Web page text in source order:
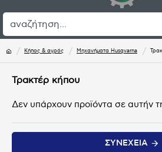
Κήπος & αγρός Μηχανήματα Husqvarna
Τρακτέρ κήπου
Δεν υπάρχουν προϊόντα σε αυτήν
ΣΥΝΈΧΕΙΑ